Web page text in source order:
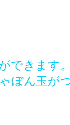
できます
ぼん玉が